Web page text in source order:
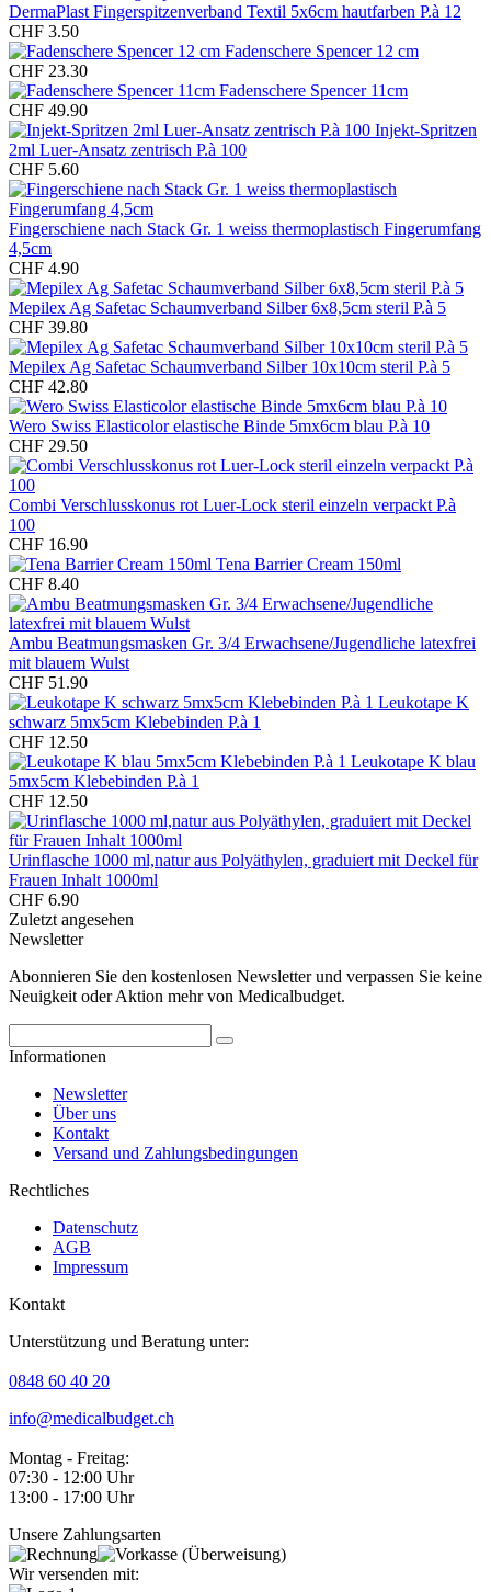
DermaPlast Fingerspitzenverband Textil 5x6cm hautfarben P.à 12
CHF 3.50
Fadenschere Spencer 12 cm
CHF 23.30
Fadenschere Spencer 11cm
CHF 49.90
Injekt-Spritzen
2ml Luer-Ansatz zentrisch P.à 100
CHF 5.60
Fingerschiene nach Stack Gr. 1 weiss thermoplastisch Fingerumfang
4,5cm
CHF 4.90
Mepilex Ag Safetac Schaumverband Silber 6x8,5cm steril P.à 5
CHF 39.80
Mepilex Ag Safetac Schaumverband Silber 10x10cm steril P.à 5
CHF 42.80
Wero Swiss Elasticolor elastische Binde 5mx6cm blau P.à 10
CHF 29.50
Combi Verschlusskonus rot Luer-Lock steril einzeln verpackt P.à
100
CHF 16.90
Tena Barrier Cream 150ml
CHF 8.40
Ambu Beatmungsmasken Gr. 3/4 Erwachsene/Jugendliche latexfrei
mit blauem Wulst
CHF 51.90
Leukotape K
schwarz 5mx5cm Klebebinden P.à 1
CHF 12.50
Leukotape K blau
5mx5cm Klebebinden P.à 1
CHF 12.50
Urinflasche 1000 ml,natur aus Polyäthylen, graduiert mit Deckel für
Frauen Inhalt 1000ml
CHF 6.90
Zuletzt angesehen
Newsletter
Abonnieren Sie den kostenlosen Newsletter und verpassen Sie keine
Neuigkeit oder Aktion mehr von Medicalbudget.
Informationen
Newsletter
Über uns
Kontakt
Versand und Zahlungsbedingungen
Rechtliches
Datenschutz
AGB
Impressum
Kontakt
Unterstützung und Beratung unter:
0848 60 40 20
info@medicalbudget.ch
Montag - Freitag:
07:30 - 12:00 Uhr
13:00 - 17:00 Uhr
Unsere Zahlungsarten
Wir versenden mit: